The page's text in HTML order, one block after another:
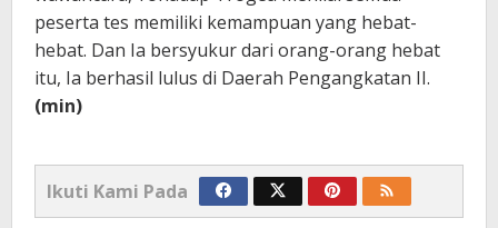
peserta tes memiliki kemampuan yang hebat-
hebat. Dan Ia bersyukur dari orang-orang hebat
itu, Ia berhasil lulus di Daerah Pengangkatan II.
(min)
Ikuti Kami Pada